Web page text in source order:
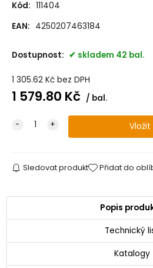
Kód: 111404
EAN: 4250207463184
Dostupnost: skladem 42 bal.
1 305.62Kč bez DPH
1 579.80 Kč bal.
Sledovat produkt Přidat do
Popis
Technický
Katalogy